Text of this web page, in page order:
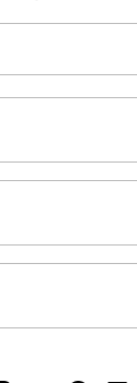
Gönder